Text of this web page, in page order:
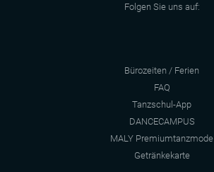
Folgen Sie uns auf:
Bürozeiten / Ferien
FAQ
Tanzschul-App
DANCECAMPUS
MALY Premiumtanzmode
Getränkekarte